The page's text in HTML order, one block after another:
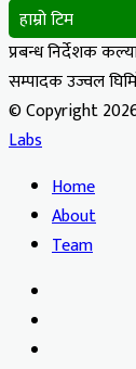
हाम्रो टिम
प्रबन्ध निर्देशक
सम्पादक उज्वल
© Copyright
Labs
Home
About
Team